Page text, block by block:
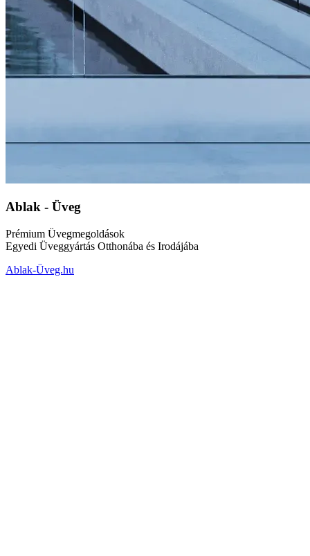
Ablak - Üveg
Prémium Üvegmegoldások
Egyedi Üveggyártás Otthonába és Irodájába
Ablak-Üveg.hu